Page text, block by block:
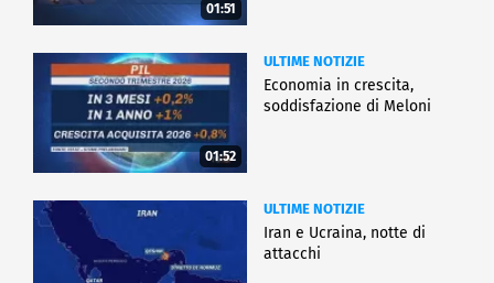
01:51
01:52
ULTIME NOTIZIE
Economia in crescita,
soddisfazione di Meloni
ULTIME NOTIZIE
Iran e Ucraina, notte di
attacchi